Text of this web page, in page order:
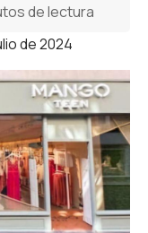
de 2024
de lectura